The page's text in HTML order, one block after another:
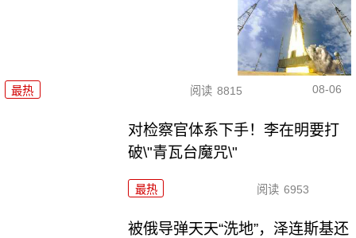
最热 阅读 8815 08-06
对检察官体系下手！李在明要打
破\"青瓦台魔咒\"
最热 阅读 6953
被俄导弹天天“洗地”，泽连斯基还